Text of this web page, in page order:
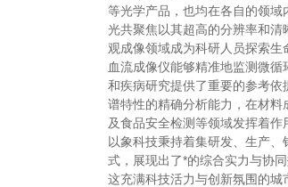
等光学产品，也均在各自的领
光共聚焦以其超高的分辨率和
观成像领域成为科研人员探索
血流成像仪能够精准地监测微
和疾病研究提供了重要的参考
谱特性的精确分析能力，在材料
及食品安全检测等领域发挥着作
以象科技秉持着集研发、生产
式，展现出了*的综合实力与协
这充满科技活力与创新氛围的